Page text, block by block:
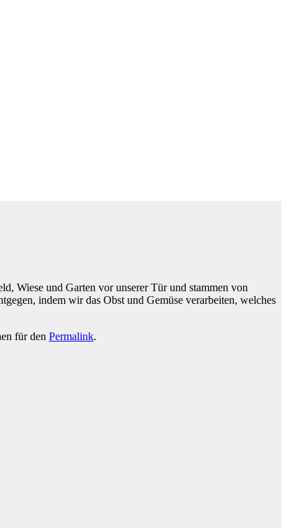
Wiese und Garten vor unserer Tür und stammen von
indem wir das Obst und Gemüse verarbeiten, welches
für den Permalink.